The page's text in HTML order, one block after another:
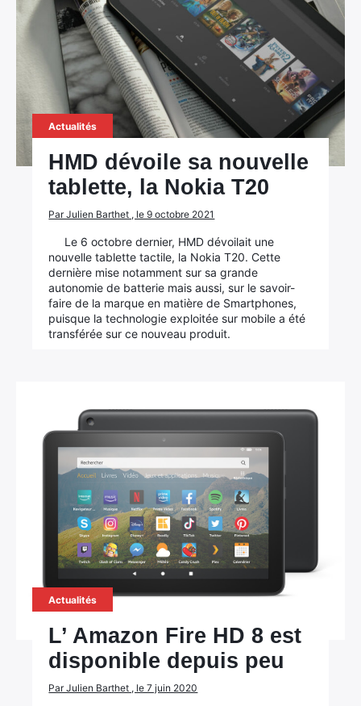
Actualités
HMD dévoile sa nouvelle
tablette, la Nokia T20
Par Julien Barthet , le 9 octobre 2021
Le 6 octobre dernier, HMD dévoilait une
nouvelle tablette tactile, la Nokia T20. Cette
dernière mise notamment sur sa grande
autonomie de batterie mais aussi, sur le savoir-
faire de la marque en matière de Smartphones,
puisque la technologie exploitée sur mobile a été
transférée sur ce nouveau produit.
Actualités
L’ Amazon Fire HD 8 est
disponible depuis peu
Par Julien Barthet , le 7 juin 2020